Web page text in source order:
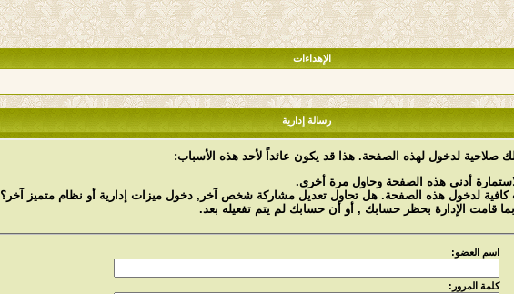
الإهداءات
رسالة إدارية
صلاحية لدخول لهذه الصفحة. هذا قد يكون عائداً لأحد هذه الأسباب:
أدنى هذه الصفحة وحاول مرة أخرى.
كافية لدخول هذه الصفحة. هل تحاول تعديل مشاركة شخص آخر, دخول ميزات إدارية أو نظام متميز آخر؟
قامت الإدارة بحظر حسابك , أو أن حسابك لم يتم تفعيله بعد.
اسم العضو:
كلمة المرور: